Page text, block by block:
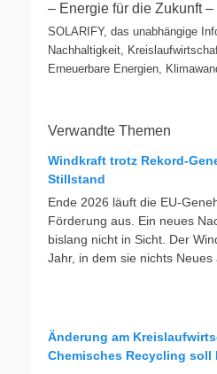
– Energie für die Zukunft –
SOLARIFY, das unabhängige
Nachhaltigkeit,
Erneuerbare Energien,
Verwandte Themen
Windkraft trotz Rekord-
Stillstand
Ende 2026 läuft die EU-
Förderung aus. Ein neues
bislang nicht in Sicht. Der
Jahr, in dem sie nichts Neues
schneller. Die
dieses Muster: So viele
Änderung am
Chemisches Recycling soll